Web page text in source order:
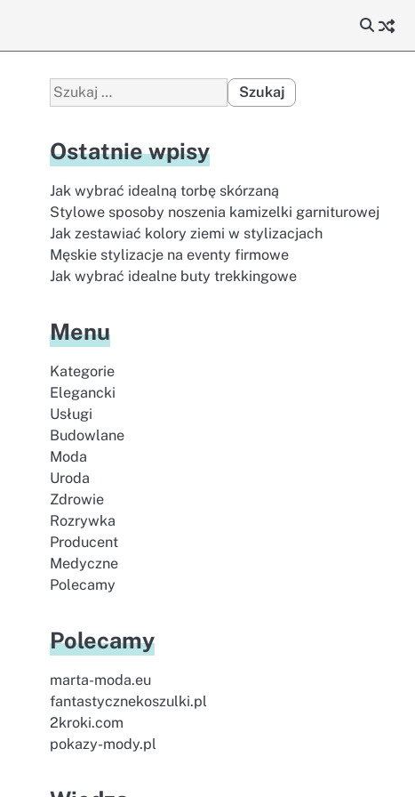
Szukaj:
Ostatnie wpisy
Jak wybrać idealną torbę skórzaną
Stylowe sposoby noszenia kamizelki garniturowej
Jak zestawiać kolory ziemi w stylizacjach
Męskie stylizacje na eventy firmowe
Jak wybrać idealne buty trekkingowe
Menu
Kategorie
Elegancki
Usługi
Budowlane
Moda
Uroda
Zdrowie
Rozrywka
Producent
Medyczne
Polecamy
Polecamy
marta-moda.eu
fantastycznekoszulki.pl
2kroki.com
pokazy-mody.pl